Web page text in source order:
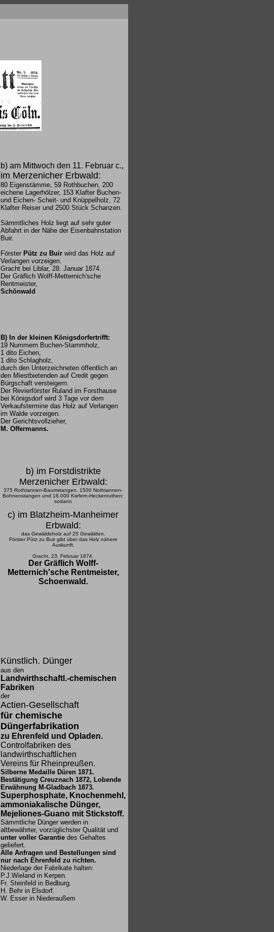
b) am Mittwoch den 11. Februar c.,
im Merzenicher Erbwald:
80 Eigenstämme, 59 Rothbuchen, 200
eichene Lagerhölzer, 153 Klafter Buchen-
und Eichen- Scheit- und Knüppelholz, 72
Klafter Reiser und 2500 Stück Schanzen.
Sämmtliches Holz liegt auf sehr guter
Abfahrt in der Nähe der Eisenbahnstation
Buir.
Förster Pütz zu Buirwird das Holz auf
Verlangen vorzeigen.
Gracht bei Liblar, 28. Januar 1874.
Der Gräflich Wolff-Metternich'sche
Rentmeister,
Schönwald
B) In der kleinen Königsdorfertrifft:
19 Nummern Buchen-Stammholz,
1 dito Eichen,
1 dito Schlagholz,
durch den Unterzeichneten öffentlich an
den Miestbietenden auf Credit gegen
Bürgschaft versteigern.
Der Revierförster Ruland im Forsthause
bei Königsdorf wird 3 Tage vor dem
Verkaufstermine das Holz auf Verlangen
im Walde vorzeigen.
Der Gerichtsvollzieher,
M. Offermanns.
b) im Forstdistrikte
Merzenicher Erbwald:
375 Rothtannen-Baumstangen, 1500 Nothtannen-
Bohnenstangen und 16.000 Kiefern-Heckenruthen;
sodann
c) im Blatzheim-Manheimer
Erbwald:
das Gewäldeholz auf 25 Gewälden.
Förster Pütz zu Buir gibt über das Holz nähere
Auskunft.
Gracht, 23. Februar 1874.
Der Gräflich Wolff-
Metternich'sche Rentmeister,
Schoenwald.
Künstlich. Dünger
aus den
Landwirthschaftl.-chemischen
Fabriken
der
Actien-Gesellschaft
für chemische
Düngerfabrikation
zu Ehrenfeld und Opladen.
Controlfabriken des
landwirthschaftlichen
Vereins für Rheinpreußen.
Silberne Medaille Düren 1871.
Bestätigung Creuznach 1872, Lobende
Erwähnung M-Gladbach 1873.
Superphosphate, Knochenmehl,
ammoniakalische Dünger,
Mejeliones-Guano mit Stickstoff.
Sämmtliche Dünger werden in
altbewährter, vorzüglichster Qualität und
unter voller Garantiedes Gehaltes
geliefert.
Alle Anfragen und Bestellungen sind
nur nach Ehrenfeld zu richten.
Niederlage der Fabrikate halten:
P.J.Wieland in Kerpen.
Fr. Steinfeld in Bedburg.
H. Behr in Elsdorf.
W. Esser in Niederaußem